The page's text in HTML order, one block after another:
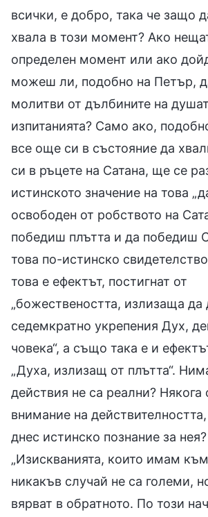
всички, е добро, така че защо
хвала в този момент? Ако
определен момент или ако
можеш ли, подобно на Петър,
молитви от дълбините на
изпитанията? Само ако,
все още си в състояние да
си в ръцете на Сатана, ще се
истинското значение на това
освободен от робството на
победиш плътта и да победиш
това по-истинско
това е ефектът, постигнат от
„божествеността, излизаща да
седемкратно укрепения Дух,
човека“, а също така е и
„Духа, излизащ от плътта“.
действия не са реални?
внимание на
днес истинско познание за нея?
„Изискванията, които имам
никакъв случай не са големи,
вярват в обратното. По този